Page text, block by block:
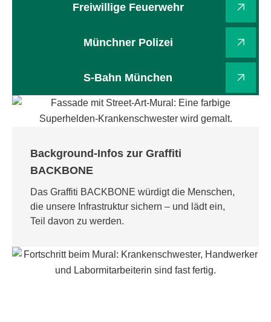
Freiwillige Feuerwehr
Münchner Polizei
S-Bahn München
Background-Infos zur Graffiti
BACKBONE
Das Graffiti BACKBONE würdigt die Menschen,
die unsere Infrastruktur sichern – und lädt ein,
Teil davon zu werden.